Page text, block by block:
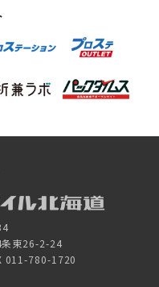
条東26-2-24
011-780-1720